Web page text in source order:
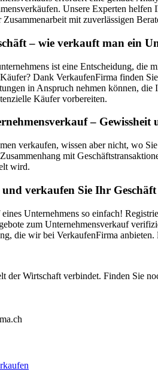
Unsere Experten
mit zuverlässigen
– wie verkauft man ein
ist eine Entscheidung, die
Dank VerkaufenFirma finden
in Anspruch nehmen können,
Käufer vorbereiten.
– Gewissheit
verkaufen, wissen aber nicht, wo
mit
wird.
und verkaufen Sie Ihr Geschäft
Unternehmens so einfach!
zum Unternehmensverkauf
die wir bei VerkaufenFirma
der Wirtschaft verbindet. Finden Sie